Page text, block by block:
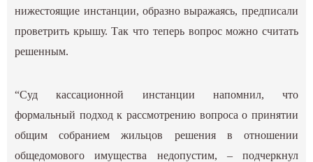
нижестоящие инстанции, образно выражаясь, предписали
проветрить крышу. Так что теперь вопрос можно считать
решенным.
“Суд кассационной инстанции напомнил, что
формальный подход к рассмотрению вопроса о принятии
общим собранием жильцов решения в отношении
общедомового имущества недопустим, – подчеркнул